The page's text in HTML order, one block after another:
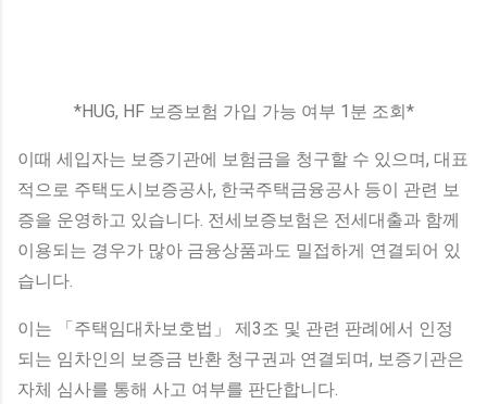
*HUG, HF 보증보험 가입 가능 여부 1분 조회*
이때 세입자는 보증기관에 보험금을 청구할 수 있으며, 대표
적으로 주택도시보증공사, 한국주택금융공사 등이 관련 보
증을 운영하고 있습니다. 전세보증보험은 전세대출과 함께
이용되는 경우가 많아 금융상품과도 밀접하게 연결되어 있
습니다.
이는 「주택임대차보호법」 제3조 및 관련 판례에서 인정
되는 임차인의 보증금 반환 청구권과 연결되며, 보증기관은
자체 심사를 통해 사고 여부를 판단합니다.